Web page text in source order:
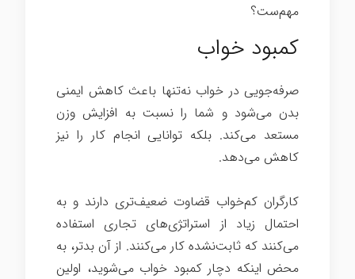
مهم‌ست؟
کمبود خواب
صرفه‌جویی در خواب نه‌تنها باعث کاهش ایمنی
بدن می‌شود و شما را نسبت به افزایش وزن
مستعد می‌کند. بلکه توانایی انجام کار را نیز
کاهش می‌دهد.
کارگران کم‌خواب قضاوت ضعیف‌تری دارند و به
احتمال زیاد از استراتژی‌های تجاری استفاده
می‌کنند که ثابت‌نشده کار می‌کنند. از آن بدتر، به
محض اینکه دچار کمبود خواب می‌شوید، اولین